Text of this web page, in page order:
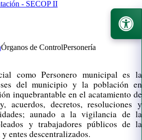
- SECOP II
Órganos de ControlPersonería
como Personero municipal es la
del municipio y la población en
inquebrantable en el acatamiento de
acuerdos, decretos, resoluciones y
aunado a la vigilancia de la
y trabajadores públicos de la
entes descentralizados.